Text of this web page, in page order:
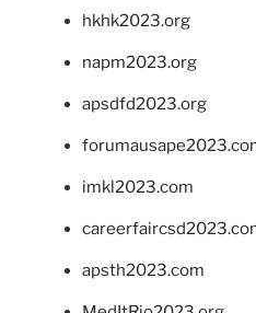
hkhk2023.org
napm2023.org
apsdfd2023.org
imkl2023.com
apsth2023.com